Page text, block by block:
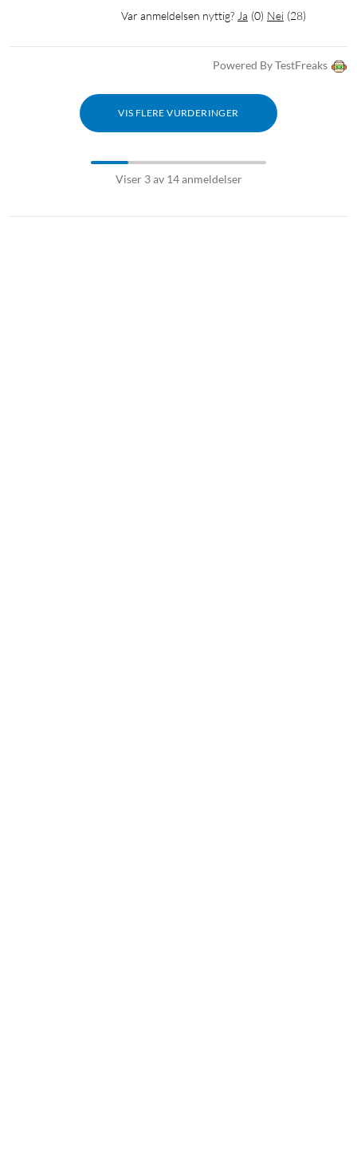
Var anmeldelsen nyttig? Ja (0) Nei (28)
Powered By TestFreaks
VIS FLERE VURDERINGER
Viser 3 av 14 anmeldelser